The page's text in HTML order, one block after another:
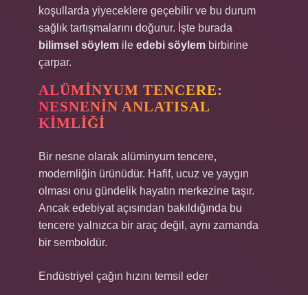
koşullarda yiyeceklere geçebilir ve bu durum
sağlık tartışmalarını doğurur. İşte burada
bilimsel söylem ile edebi söylem birbirine
çarpar.
ALÜMINYUM TENCERE:
NESNENIN ANLATISAL
KIMLIĞI
Bir nesne olarak alüminyum tencere,
modernliğin ürünüdür. Hafif, ucuz ve yaygın
olması onu gündelik hayatın merkezine taşır.
Ancak edebiyat açısından bakıldığında bu
tencere yalnızca bir araç değil, aynı zamanda
bir semboldür.
Endüstriyel çağın hızını temsil eder